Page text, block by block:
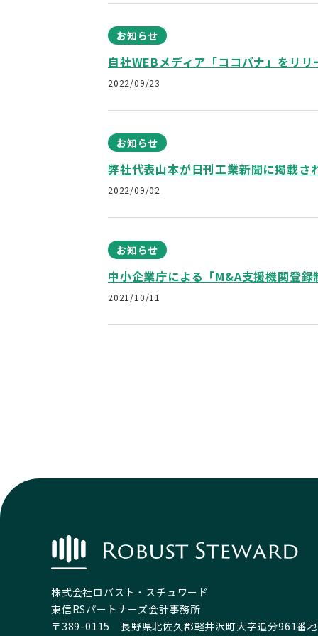
お知らせ
自社WEBメディア「ココバナ」をリ
2022/09/23
お知らせ
弊社代表山本が日刊工業新聞に掲載さ
2022/09/02
お知らせ
中小企業庁による「M&A支援機関登
2021/10/11
株式会社ロバスト・スチュワード​
東信RSパートナーズ会計事務所
〒389-0115 長野県北佐久郡軽井沢町大字追分961番